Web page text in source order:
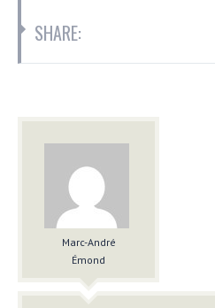
SHARE:
Marc-André
Émond